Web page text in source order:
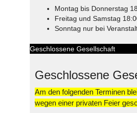
Montag bis Donnerstag
Freitag und Samstag
Sonntag nur bei
Geschlossene Gesellschaft
Geschlossene
Am den folgenden Terminen
wegen einer privaten Feier